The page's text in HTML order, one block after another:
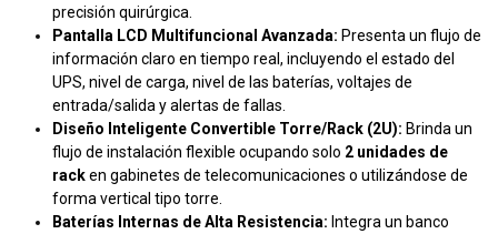
precisión quirúrgica.
Pantalla LCD Multifuncional Avanzada: Presenta un flujo de
información claro en tiempo real, incluyendo el estado del
UPS, nivel de carga, nivel de las baterías, voltajes de
entrada/salida y alertas de fallas.
Diseño Inteligente Convertible Torre/Rack (2U): Brinda un
flujo de instalación flexible ocupando solo 2 unidades de
racken gabinetes de telecomunicaciones o utilizándose de
forma vertical tipo torre.
Baterías Internas de Alta Resistencia: Integra un banco